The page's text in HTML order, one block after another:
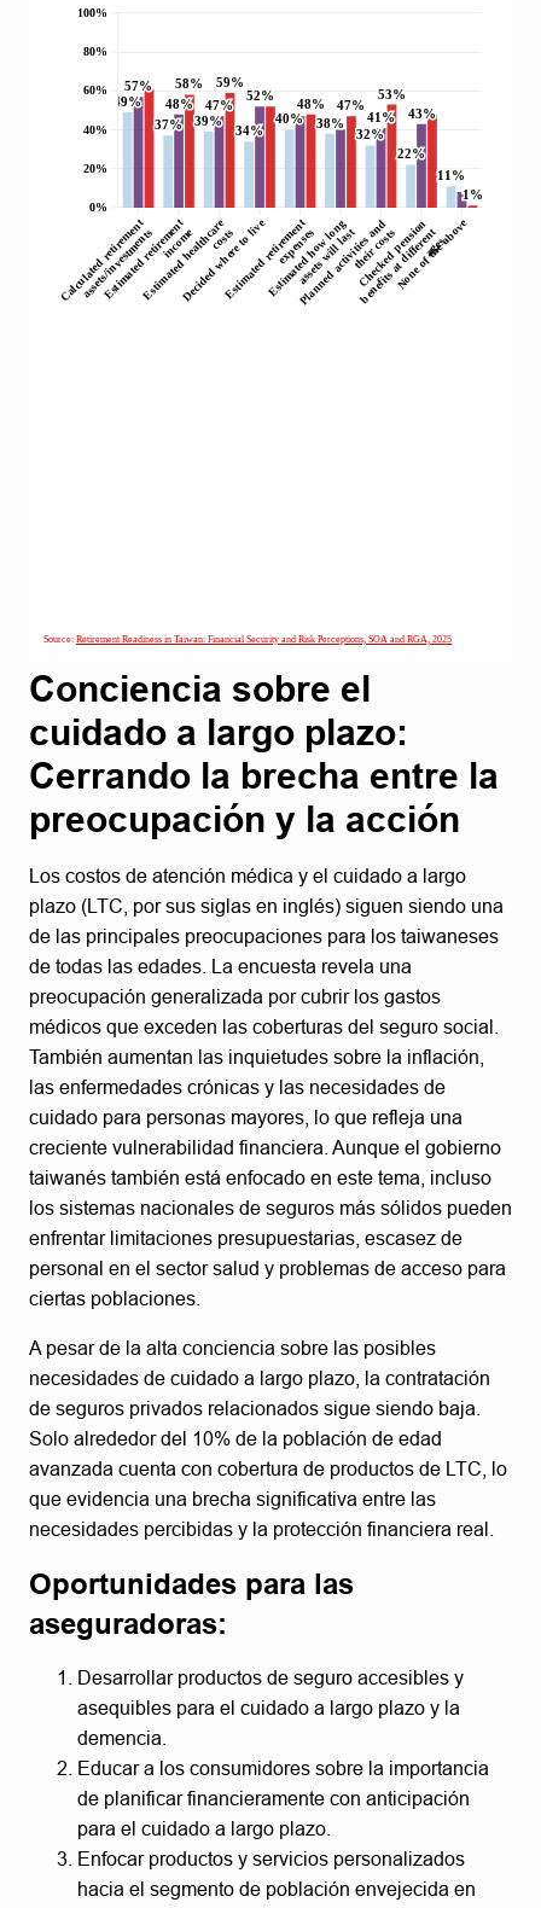
Conciencia sobre el
cuidado a largo plazo:
Cerrando la brecha entre la
preocupación y la acción
Los costos de atención médica y el cuidado a largo
plazo (LTC, por sus siglas en inglés) siguen siendo una
de las principales preocupaciones para los taiwaneses
de todas las edades. La encuesta revela una
preocupación generalizada por cubrir los gastos
médicos que exceden las coberturas del seguro social.
También aumentan las inquietudes sobre la inflación,
las enfermedades crónicas y las necesidades de
cuidado para personas mayores, lo que refleja una
creciente vulnerabilidad financiera. Aunque el gobierno
taiwanés también está enfocado en este tema, incluso
los sistemas nacionales de seguros más sólidos pueden
enfrentar limitaciones presupuestarias, escasez de
personal en el sector salud y problemas de acceso para
ciertas poblaciones.
A pesar de la alta conciencia sobre las posibles
necesidades de cuidado a largo plazo, la contratación
de seguros privados relacionados sigue siendo baja.
Solo alrededor del 10% de la población de edad
avanzada cuenta con cobertura de productos de LTC, lo
que evidencia una brecha significativa entre las
necesidades percibidas y la protección financiera real.
Oportunidades para las
aseguradoras:
Desarrollar productos de seguro accesibles y
asequibles para el cuidado a largo plazo y la
demencia.
Educar a los consumidores sobre la importancia
de planificar financieramente con anticipación
para el cuidado a largo plazo.
Enfocar productos y servicios personalizados
hacia el segmento de población envejecida en